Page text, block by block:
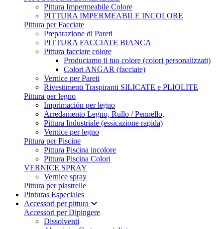
Pittura Impermeabile Colore
PITTURA IMPERMEABILE INCOLORE
Pittura per Facciate
Preparazione di Pareti
PITTURA FACCIATE BIANCA
Pittura facciate colore
Produciamo il tuo colore (colori personalizzati)
Colori ANGAR (facciate)
Vernice per Pareti
Rivestimenti Traspiranti SILICATE e PLIOLITE
Pittura per legno
Imprimación per legno
Arredamento Legno, Rullo / Pennello,
Pittura Industriale (essicazione rapida)
Vernice per legno
Pittura per Piscine
Pittura Piscina incolore
Pittura Piscina Colori
VERNICE SPRAY
Vernice spray
Pittura per piastrelle
Pinturas Especiales
Accessori per pittura
Accessori per Dipingere
Dissolventi